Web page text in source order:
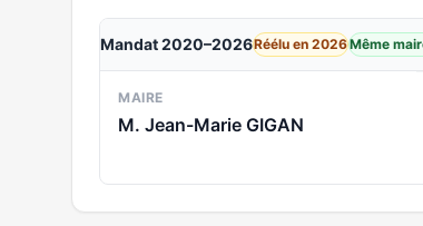
Mandat 2020–2026Réélu en 2026Même
MAIRE
M. Jean-Marie GIGAN